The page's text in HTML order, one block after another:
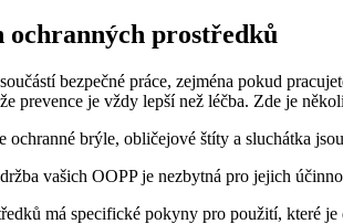
ochranných prostředků
bezpečné práce, zejména pokud
prevence je vždy lepší než léčba. Zde je
ochranné brýle, obličejové štíty a sluchátka
vašich OOPP je nezbytná pro jejich
má specifické pokyny pro použití, které je